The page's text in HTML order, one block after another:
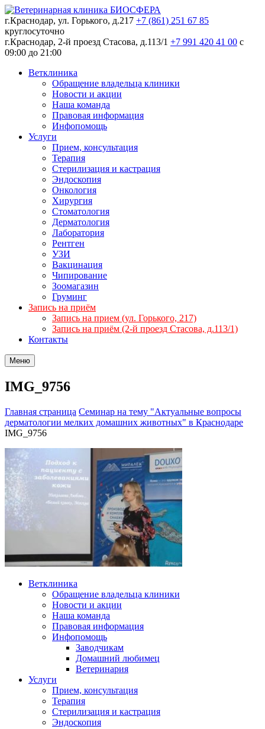
г.Краснодар, ул. Горького, д.217 +7 (861) 251 67 85
круглосуточно
г.Краснодар, 2-й проезд Стасова, д.113/1 +7 991 420 41 00 c
09:00 до 21:00
Ветклиника
Обращение владельца клиники
Новости и акции
Наша команда
Правовая информация
Инфопомощь
Услуги
Прием, консультация
Терапия
Стерилизация и кастрация
Эндоскопия
Онкология
Хирургия
Стоматология
Дерматология
Лаборатория
Рентген
УЗИ
Вакцинация
Чипирование
Зоомагазин
Груминг
Запись на приём
Запись на прием (ул. Горького, 217)
Запись на приём (2-й проезд Стасова, д.113/1)
Контакты
Меню
IMG_9756
Главная страница Семинар на тему "Актуальные вопросы
дерматологии мелких домашних животных" в Краснодаре
IMG_9756
Ветклиника
Обращение владельца клиники
Новости и акции
Наша команда
Правовая информация
Инфопомощь
Заводчикам
Домашний любимец
Ветеринария
Услуги
Прием, консультация
Терапия
Стерилизация и кастрация
Эндоскопия